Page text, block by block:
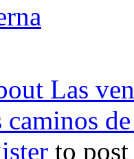
Las
caminos
to